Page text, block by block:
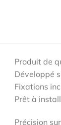
Produit de
Développé
Fixations
Prêt à
Précision